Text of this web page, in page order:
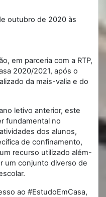
outubro de 2020 às
em parceria com a RTP,
2020/2021, após o
da mais-valia e do
letivo anterior, este
fundamental no
dos alunos,
de confinamento,
recurso utilizado além-
um conjunto diverso de
ao #EstudoEmCasa,